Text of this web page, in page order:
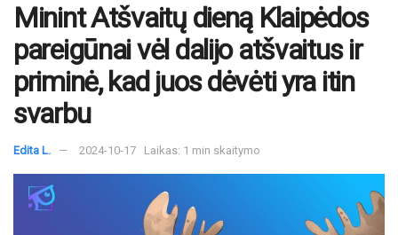
Minint Atšvaitų dieną Klaipėdos
pareigūnai vėl dalijo atšvaitus ir
priminė, kad juos dėvėti yra itin
svarbu
Edita L. 2024-10-17 Laikas: 1 min skaitymo